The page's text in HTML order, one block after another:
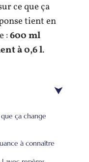
ce que ça
tient en
:600 ml
à 0,6 l.
ça change
à connaître